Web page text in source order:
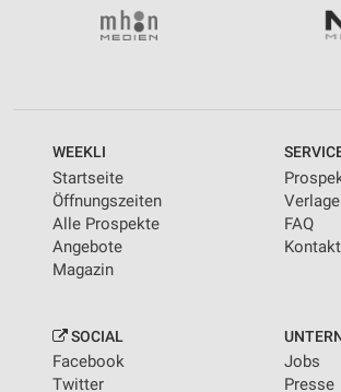
WEEKLI
Startseite
Öffnungszeiten
Alle Prospekte
Angebote
Magazin
Verlage
FAQ
Kontakt
SOCIAL
Facebook
Twitter
Jobs
Presse